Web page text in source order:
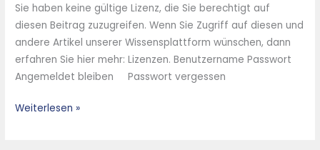
Sie haben keine gültige Lizenz, die Sie berechtigt auf
diesen Beitrag zuzugreifen. Wenn Sie Zugriff auf diesen und
andere Artikel unserer Wissensplattform wünschen, dann
erfahren Sie hier mehr: Lizenzen. Benutzername Passwort
Angemeldet bleiben Passwort vergessen
in
der
Kreislaufwirtschaft
und
ihre
Weiterlesen »